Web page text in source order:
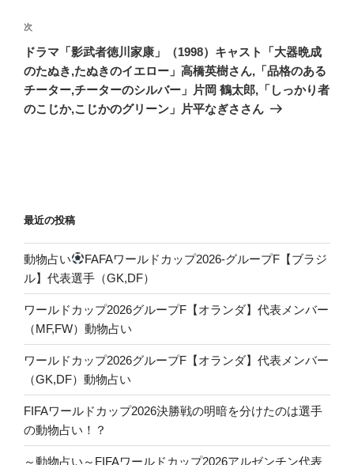
シ
ョ
ン
次
の
投
稿
次
ドラマ「影武者徳川家康」（1998）キャスト「大器晩成
のたぬき,たぬきのイエロー」高橋英樹さん,「品格のある
チーター,チーターのシルバー」片岡 鶴太郎,「しっかり者
のこじか,こじかのグリーン」片平なぎささん
最近の投稿
動物占い
FAFAワールドカップ2026-グループF【ブラジ
ル】代表選手（GK,DF）
ワールドカップ2026グループF【オランダ】代表メンバー
（MF,FW）動物占い
ワールドカップ2026グループF【オランダ】代表メンバー
（GK,DF）動物占い
FIFAワールドカップ2026決勝戦の明暗を分けたのは選手
の動物占い！？
～動物占い～FIFAワールドカップ2026アルゼンチン代表